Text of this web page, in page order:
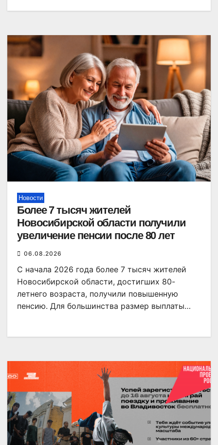
Новости
Более 7 тысяч жителей
Новосибирской области получили
увеличение пенсии после 80 лет
06.08.2026
С начала 2026 года более 7 тысяч жителей
Новосибирской области, достигших 80-
летнего возраста, получили повышенную
пенсию. Для большинства размер выплаты…